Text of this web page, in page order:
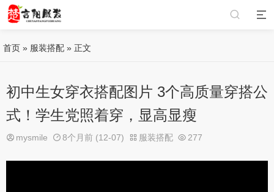
首页 » 服装搭配 » 正文
初中生女穿衣搭配图片 3个高质量穿搭公
式！学生党照着穿，显高显瘦
mysmile 8个月前 (12-07) 服装搭配 277